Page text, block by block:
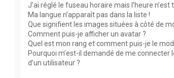
J’ai réglé le fuseau horaire mais l’heure
Ma langue n’apparaît pas dans la liste !
Que signifient les images situées à côté de
Comment puis-je afficher un avatar ?
Quel est mon rang et comment puis-je le
Pourquoi m’est-il demandé de me
d’un utilisateur ?